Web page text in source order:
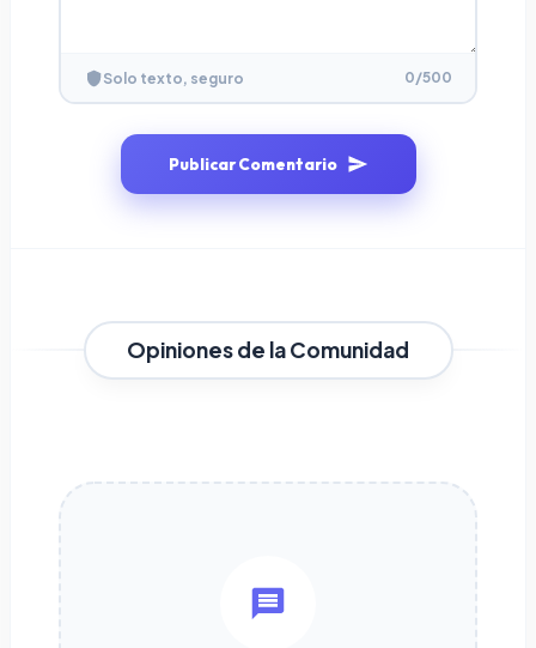
Solo texto, seguro 0/500
Publicar Comentario
Opiniones de la Comunidad